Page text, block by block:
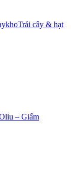
Trái cây & hạt
– Giấm